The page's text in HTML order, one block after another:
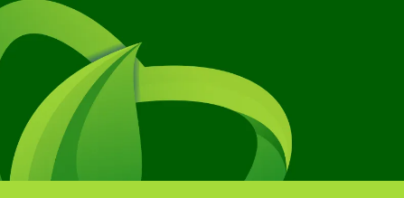
Saltar
contenido